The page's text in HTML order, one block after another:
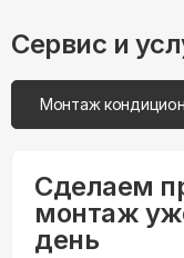
Сервис и
Монтаж
Сделаем
монтаж
день